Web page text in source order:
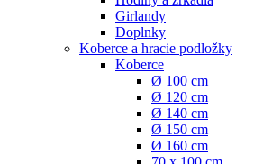
Girlandy
Doplnky
Koberce a hracie podložky
Koberce
Ø 100 cm
Ø 120 cm
Ø 140 cm
Ø 150 cm
Ø 160 cm